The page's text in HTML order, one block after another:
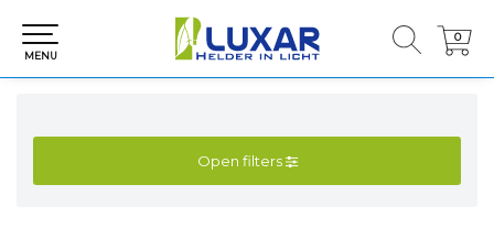
0
0
MENU
Open filters